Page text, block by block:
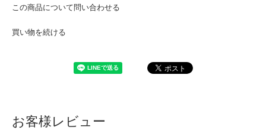
この商品について問い合わせる
買い物を続ける
お客様レビュー